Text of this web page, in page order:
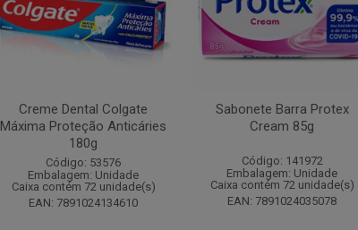
Creme Dental Colgate
Máxima Proteção Anticáries
180g
Código: 53576
Embalagem: Unidade
Caixa contém 72 unidade(s)
EAN: 7891024134610
Sabonete Barra Protex
Cream 85g
Código: 141972
Embalagem: Unidade
Caixa contém 72 unidade(s)
EAN: 7891024035078